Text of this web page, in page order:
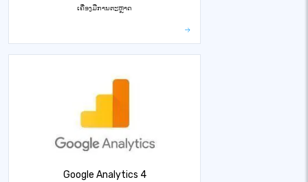
ເຄື່ອງມືການຕະຫຼາດ
Google Analytics 4